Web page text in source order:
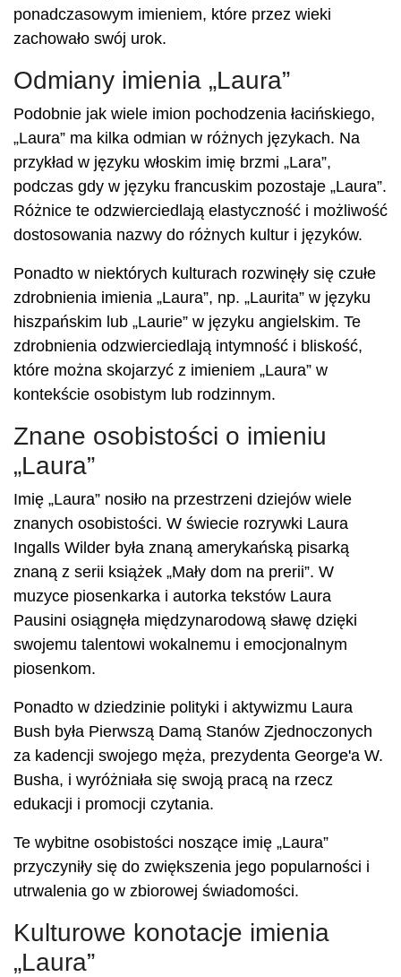
ponadczasowym imieniem, które przez wieki
zachowało swój urok.
Odmiany imienia „Laura”
Podobnie jak wiele imion pochodzenia łacińskiego,
„Laura” ma kilka odmian w różnych językach. Na
przykład w języku włoskim imię brzmi „Lara”,
podczas gdy w języku francuskim pozostaje „Laura”.
Różnice te odzwierciedlają elastyczność i możliwość
dostosowania nazwy do różnych kultur i języków.
Ponadto w niektórych kulturach rozwinęły się czułe
zdrobnienia imienia „Laura”, np. „Laurita” w języku
hiszpańskim lub „Laurie” w języku angielskim. Te
zdrobnienia odzwierciedlają intymność i bliskość,
które można skojarzyć z imieniem „Laura” w
kontekście osobistym lub rodzinnym.
Znane osobistości o imieniu
„Laura”
Imię „Laura” nosiło na przestrzeni dziejów wiele
znanych osobistości. W świecie rozrywki Laura
Ingalls Wilder była znaną amerykańską pisarką
znaną z serii książek „Mały dom na prerii”. W
muzyce piosenkarka i autorka tekstów Laura
Pausini osiągnęła międzynarodową sławę dzięki
swojemu talentowi wokalnemu i emocjonalnym
piosenkom.
Ponadto w dziedzinie polityki i aktywizmu Laura
Bush była Pierwszą Damą Stanów Zjednoczonych
za kadencji swojego męża, prezydenta George'a W.
Busha, i wyróżniała się swoją pracą na rzecz
edukacji i promocji czytania.
Te wybitne osobistości noszące imię „Laura”
przyczyniły się do zwiększenia jego popularności i
utrwalenia go w zbiorowej świadomości.
Kulturowe konotacje imienia
„Laura”